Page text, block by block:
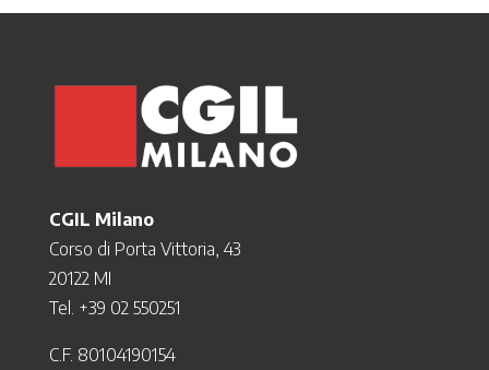
CGIL Milano
Corso di Porta Vittoria, 43
20122 MI
Tel. +39 02 550251
C.F. 80104190154